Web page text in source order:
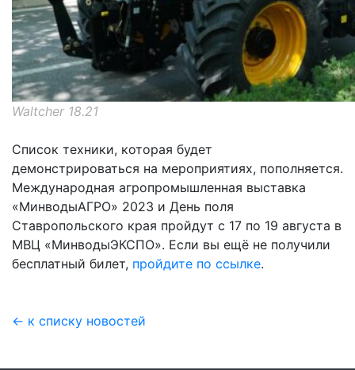
Waltcher 18.21
Список техники, которая будет
демонстрироваться на мероприятиях, пополняется.
Международная агропромышленная выставка
«МинводыАГРО» 2023 и День поля
Ставропольского края пройдут с 17 по 19 августа в
МВЦ «МинводыЭКСПО». Если вы ещё не получили
бесплатный билет, пройдите по ссылке.
← к списку новостей